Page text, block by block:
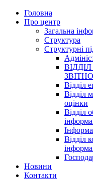
Головна
Про центр
Загальна
Структура
Структурні
Відділ
Відділ
оцінки
Відділ
Відділ
Новини
Контакти